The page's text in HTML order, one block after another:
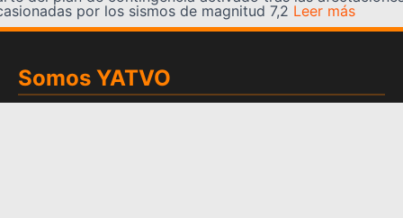
por los sismos de magnitud 7,2 Leer más
Somos YATVO